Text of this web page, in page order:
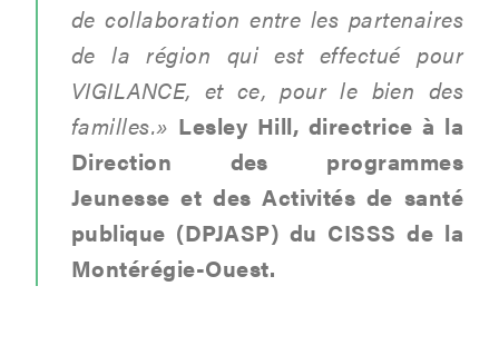
de collaboration entre les partenaires
de la région qui est effectué pour
VIGILANCE, et ce, pour le bien des
familles.» Lesley Hill, directrice à la
Direction des programmes
Jeunesse et des Activités de santé
publique (DPJASP) du CISSS de la
Montérégie-Ouest.